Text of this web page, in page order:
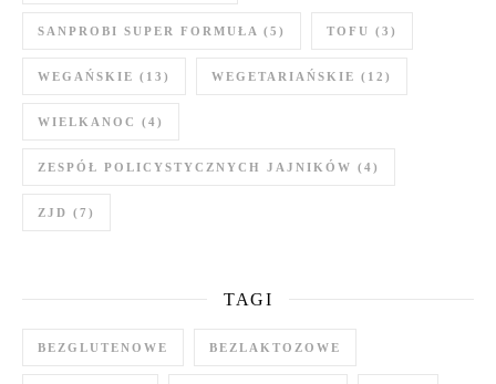
SANPROBI SUPER FORMUŁA (5) TOFU (3)
WEGAŃSKIE (13) WEGETARIAŃSKIE (12)
WIELKANOC (4)
ZESPÓŁ POLICYSTYCZNYCH JAJNIKÓW (4)
ZJD (7)
TAGI
BEZGLUTENOWE BEZLAKTOZOWE